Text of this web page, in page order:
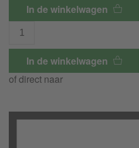
In de winkelwagen
In de winkelwagen
of direct naar